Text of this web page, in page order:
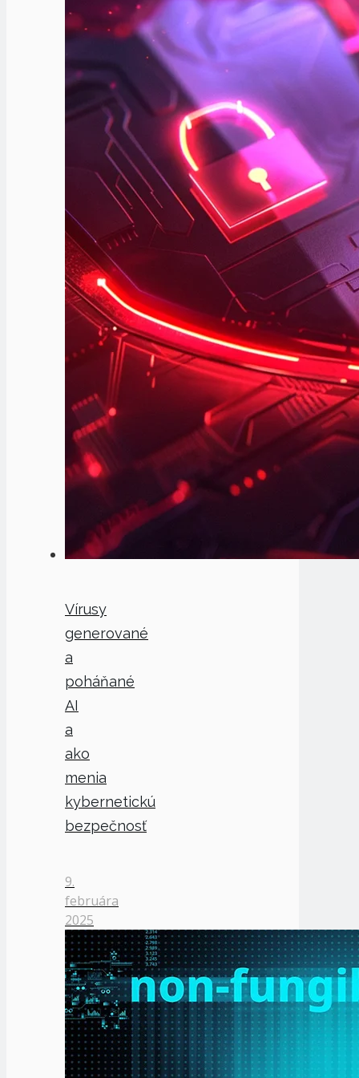
Vírusy
generované
a
poháňané
AI
a
ako
menia
kybernetickú
bezpečnosť
9.
februára
2025